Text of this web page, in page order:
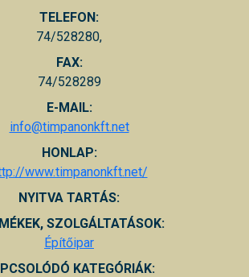
TELEFON:
74/528280,
FAX:
74/528289
E-MAIL:
info@timpanonkft.net
HONLAP:
www.timpanonkft.net/
NYITVA TARTÁS:
SZOLGÁLTATÁSOK:
Építőipar
KATEGÓRIÁK: